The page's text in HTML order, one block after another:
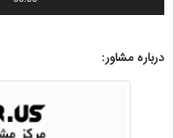
صوت
درباره مشاور: